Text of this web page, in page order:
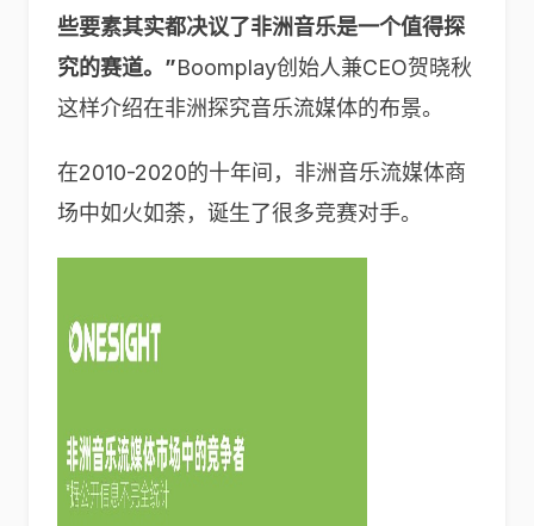
些要素其实都决议了非洲音乐是一个值得探
究的赛道。”Boomplay创始人兼CEO贺晓秋
这样介绍在非洲探究音乐流媒体的布景。
在2010-2020的十年间，非洲音乐流媒体商
场中如火如荼，诞生了很多竞赛对手。